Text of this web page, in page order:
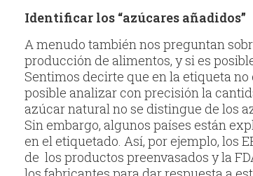
Identificar los “azúcares añadidos”
A menudo también nos preguntan
producción de alimentos, y si es
Sentimos decirte que en la etiqueta
posible analizar con precisión la
azúcar natural no se distingue de los
Sin embargo, algunos países están
en el etiquetado. Así, por ejemplo, los
de los productos preenvasados y la